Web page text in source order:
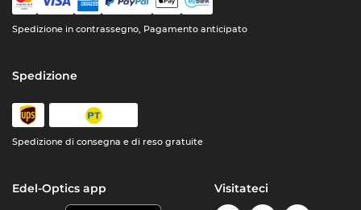
Spedizione in contrassegno, Pagamento anticipato
Spedizione
Spedizione di consegna e di reso gratuite
Edel-Optics app Visitateci